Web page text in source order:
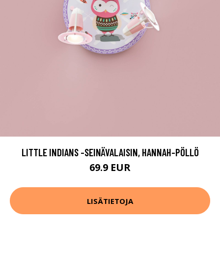
LITTLE INDIANS -SEINÄVALAISIN, HANNAH-PÖLLÖ
69.9 EUR
LISÄTIETOJA